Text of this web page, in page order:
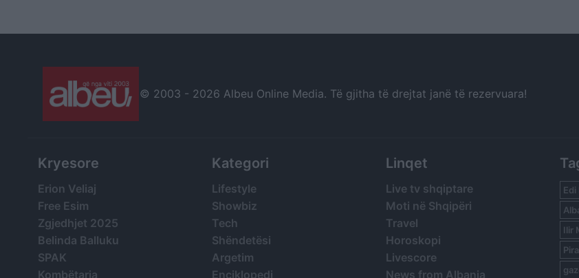
© 2003 - 2026 Albeu Online Media. Të gjitha të drejtat janë të rezervuara!
Kryesore
Erion Veliaj
Free Esim
Zgjedhjet 2025
Belinda Balluku
SPAK
Kombëtarja
Kategori
Lifestyle
Showbiz
Tech
Shëndetësi
Argetim
Enciklopedi
Linqet
Live tv shqiptare
Moti në Shqipëri
Travel
Horoskopi
Livescore
News from Albania
Edi
Ilir